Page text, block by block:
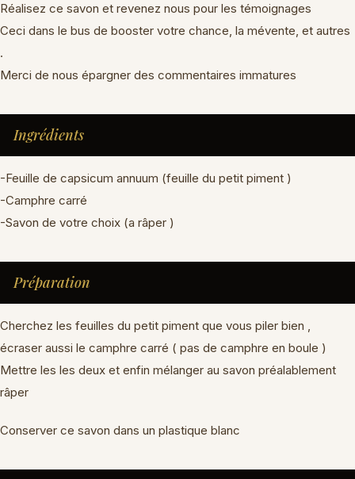
Réalisez ce savon et revenez nous pour les témoignages
Ceci dans le bus de booster votre chance, la mévente, et autres
.
Merci de nous épargner des commentaires immatures
Ingrédients
-Feuille de capsicum annuum (feuille du petit piment )
-Camphre carré
-Savon de votre choix (a râper )
Préparation
Cherchez les feuilles du petit piment que vous piler bien ,
écraser aussi le camphre carré ( pas de camphre en boule )
Mettre les les deux et enfin mélanger au savon préalablement
râper
Conserver ce savon dans un plastique blanc